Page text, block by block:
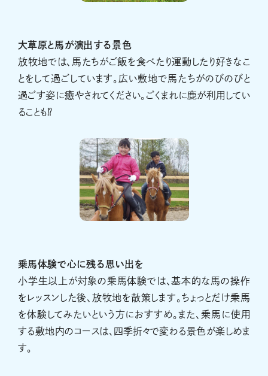
大草原と馬が演出する景色
放牧地では、馬たちがご飯を食べたり運動したり好きなこ
とをして過ごしています。広い敷地で馬たちがのびのびと
過ごす姿に癒やされてください。ごくまれに鹿が利用してい
ることも⁉
乗馬体験で心に残る思い出を
小学生以上が対象の乗馬体験では、基本的な馬の操作
をレッスンした後、放牧地を散策します。ちょっとだけ乗馬
を体験してみたいという方におすすめ。また、乗馬に使用
する敷地内のコースは、四季折々で変わる景色が楽しめま
す。